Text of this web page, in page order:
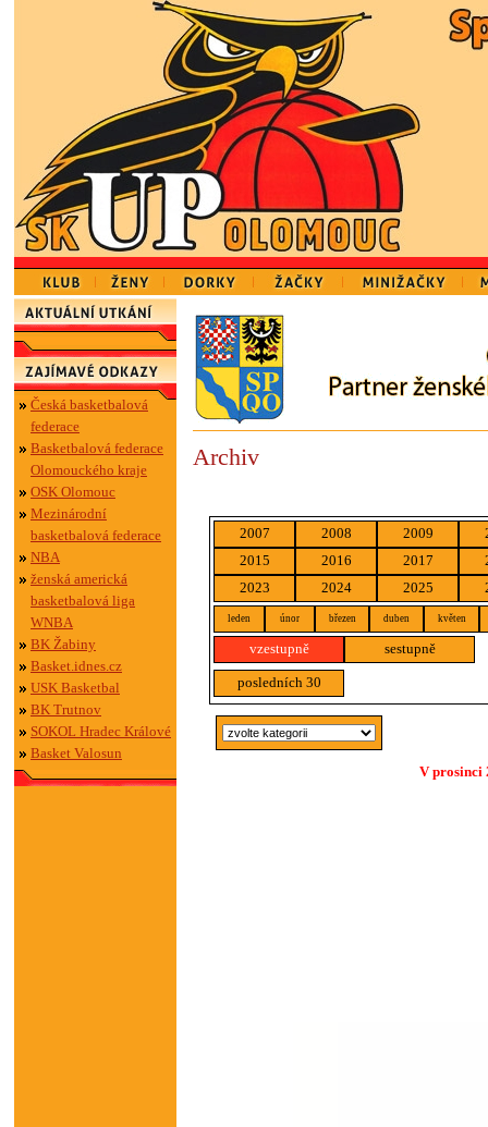
Česká basketbalová
federace
Basketbalová federace
Olomouckého kraje
OSK Olomouc
Mezinárodní
basketbalová federace
NBA
ženská americká
basketbalová liga
WNBA
BK Žabiny
Basket.idnes.cz
USK Basketbal
BK Trutnov
SOKOL Hradec Králové
Basket Valosun
Archiv
2007 2008 2009
2015
2016 2017
2023
2024 2025
leden únor březen duben květen
vzestupně sestupně
posledních 30
V prosinci